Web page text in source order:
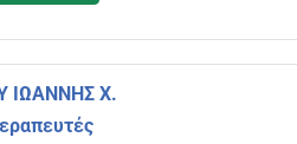
ΙΩΑΝΝΗΣ Χ.